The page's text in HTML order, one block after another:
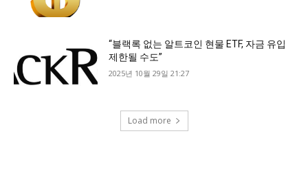
“블랙록 없는 알트코인 현물 ETF, 자금 유입
제한될 수도”
2025년 10월 29일 21:27
Load more